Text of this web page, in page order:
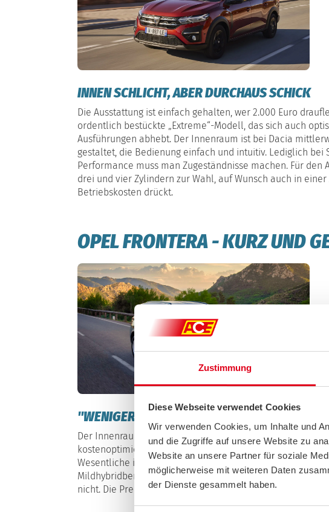
Zustimmung
Diese Webseite verwendet Cookies
Wir verwenden Cookies, um Inhalte und
und die Zugriffe auf unsere Website zu
Website an unsere Partner für soziale
möglicherweise mit weiteren Daten
der Dienste gesammelt haben.
INNEN SCHLICHT, ABER DURCHAUS SCHICK
Die Ausstattung ist einfach gehalten, wer 2.000 Euro
ordentlich bestückte „Extreme“-Modell, das sich auch
Ausführungen abhebt. Der Innenraum ist bei Dacia
gestaltet, die Bedienung einfach und intuitiv. Lediglich bei
Performance muss man Zugeständnisse machen. Für
drei und vier Zylindern zur Wahl, auf Wunsch auch in
Betriebskosten drückt.
OPEL FRONTERA - KURZ UND
"WENIGER IST MEHR" BEIM INTERIEUR
Der Innenraum wirkt insgesamt modern und frisch, was
kostenoptimierte Machart des Crossovers hinwegtäuschen
Wesentliche ist hier das Motto. Das gilt allerdings weniger
Mildhybridbenziner, der beim Siebensitzer Standard ist.
nicht. Die Preise starten bei knapp 25.000 Euro.